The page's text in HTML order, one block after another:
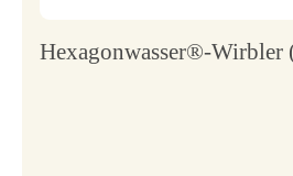
Hexagonwasser®-Wirbler